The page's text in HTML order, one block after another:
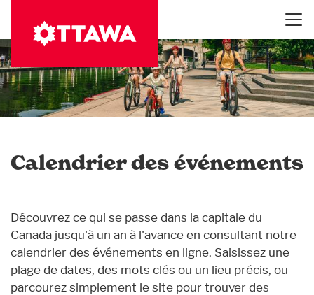
contenu
principal
Calendrier des événements
Découvrez ce qui se passe dans la capitale du
Canada jusqu'à un an à l'avance en consultant notre
calendrier des événements en ligne. Saisissez une
plage de dates, des mots clés ou un lieu précis, ou
parcourez simplement le site pour trouver des